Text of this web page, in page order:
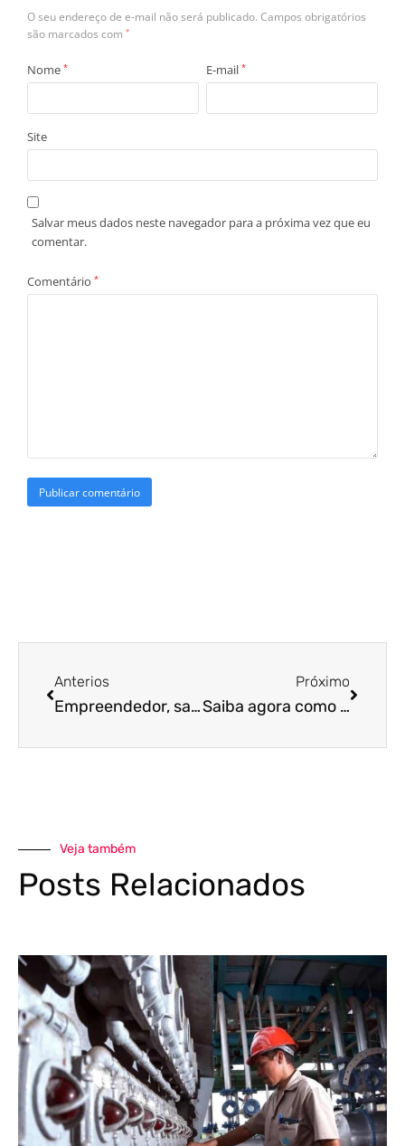
O seu endereço de e-mail não será publicado. Campos obrigatórios
são marcados com *
Nome * E-mail *
Site
Salvar meus dados neste navegador para a próxima vez que eu
comentar.
Comentário *
Anterios
Empreendedor, saiba agora o que fazer quando suas redes sociais caírem
Próximo
Saiba agora como adquirir talentos que vão aumentar o crescimento da sua empresa.
Veja também
Posts Relacionados